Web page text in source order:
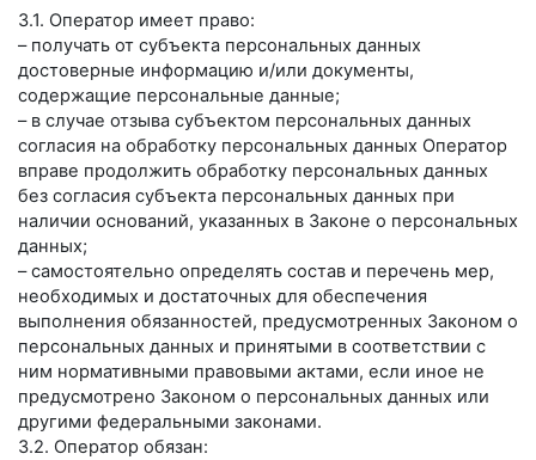
3.1. Оператор имеет право:
– получать от субъекта персональных данных
достоверные информацию и/или документы,
содержащие персональные данные;
– в случае отзыва субъектом персональных данных
согласия на обработку персональных данных Оператор
вправе продолжить обработку персональных данных
без согласия субъекта персональных данных при
наличии оснований, указанных в Законе о персональных
данных;
– самостоятельно определять состав и перечень мер,
необходимых и достаточных для обеспечения
выполнения обязанностей, предусмотренных Законом о
персональных данных и принятыми в соответствии с
ним нормативными правовыми актами, если иное не
предусмотрено Законом о персональных данных или
другими федеральными законами.
3.2. Оператор обязан: